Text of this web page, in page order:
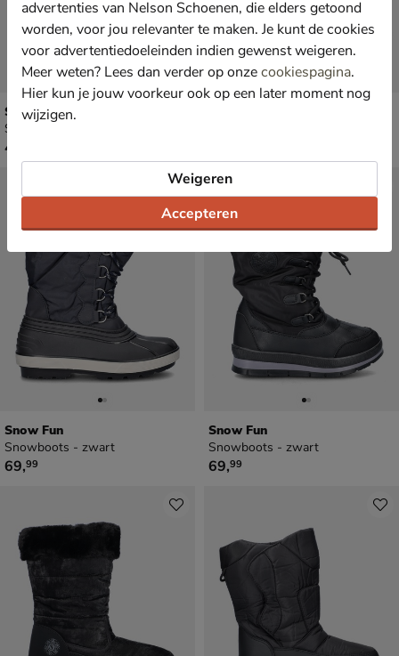
Snow Fun
Snowboots - zwart
€ 49,99
49
Snow Fun
Snowboots - zwart
€ 69,99
69,99
Snow Fun
Snowboots - zwart
€ 69,99
69,99
advertenties van Nelson Schoenen, die elders getoond
worden, voor jou relevanter te maken. Je kunt de cookies
voor advertentiedoeleinden indien gewenst weigeren.
Meer weten? Lees dan verder op onzecookiespagina.
Hier kun je jouw voorkeur ook op een later moment nog
wijzigen.
Accepteren
Weigeren